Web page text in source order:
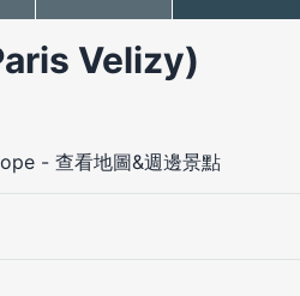
Velizy)
- 查看地圖&週邊景點